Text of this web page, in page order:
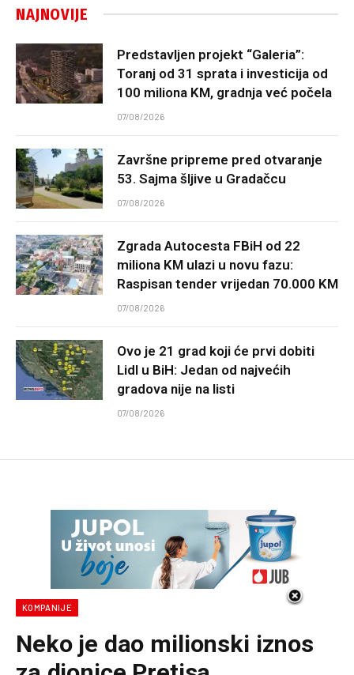
NAJNOVIJE
Predstavljen projekt “Galeria”:
Toranj od 31 sprata i investicija od
100 miliona KM, gradnja već počela
07/08/2026
Završne pripreme pred otvaranje
53. Sajma šljive u Gradačcu
07/08/2026
Zgrada Autocesta FBiH od 22
miliona KM ulazi u novu fazu:
Raspisan tender vrijedan 70.000 KM
07/08/2026
Ovo je 21 grad koji će prvi dobiti
Lidl u BiH: Jedan od najvećih
gradova nije na listi
07/08/2026
KOMPANIJE
Neko je dao milionski iznos